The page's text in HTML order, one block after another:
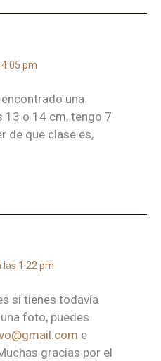
pm
una
13 o 14 cm, tengo 7
de que clase es,
las 1:22 pm
si tienes todavía
foto, puedes
e
gracias por el